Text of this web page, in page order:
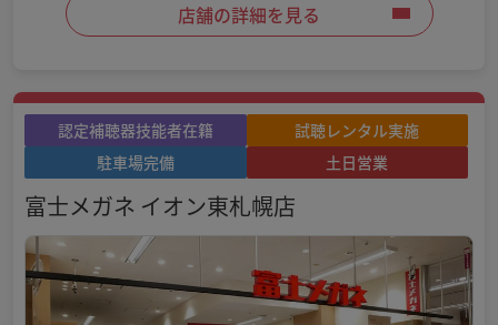
店舗の詳細を見る
認定補聴器技能者在籍
試聴レンタル実施
駐車場完備
土日営業
富士メガネ イオン東札幌店